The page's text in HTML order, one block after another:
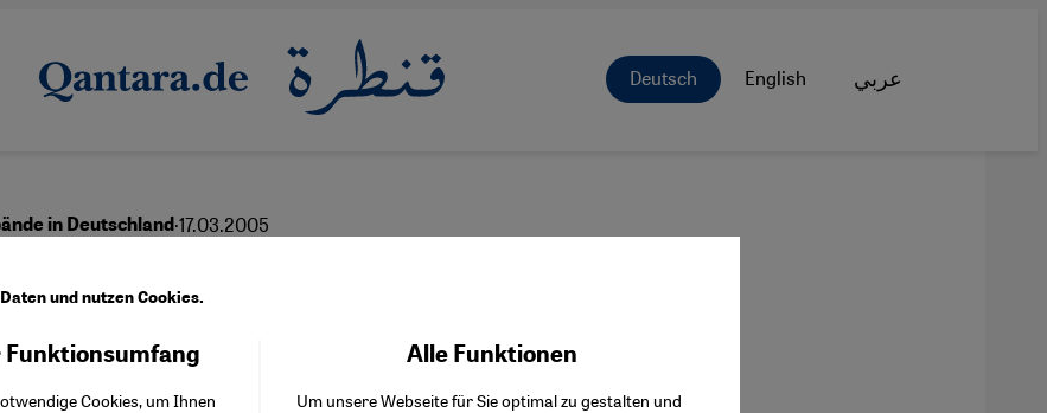
Deutsch English عربي
in Deutschland·17.03.2005
mit einer Stimme?
und nutzen Cookies.
Cookies, um Ihnen
Alle Funktionen
Um unsere Webseite für Sie optimal zu gestalten und
Facebook Embed / Facebook Connect
Twitter Embed